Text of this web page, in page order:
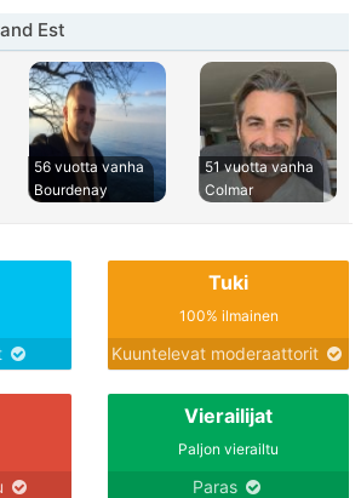
Est
56 vuotta vanha
Bourdenay
51 vuotta vanha
Colmar
Tuki
100% ilmainen
Kuuntelevat moderaattorit
Vierailijat
Paljon vierailtu
Paras